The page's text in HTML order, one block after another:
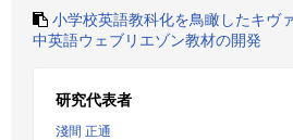
小学校英語教科化を鳥瞰したキヴ
中英語ウェブリエゾン教材の開発
研究代表者
淺間 正通